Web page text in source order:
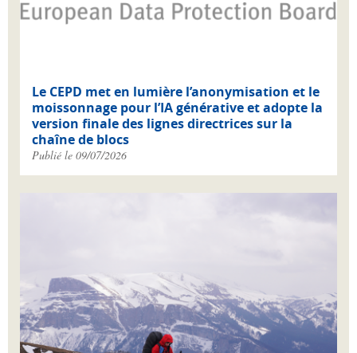
Le CEPD met en lumière l’anonymisation et le
moissonnage pour l’IA générative et adopte la
version finale des lignes directrices sur la
chaîne de blocs
Publié le 09/07/2026